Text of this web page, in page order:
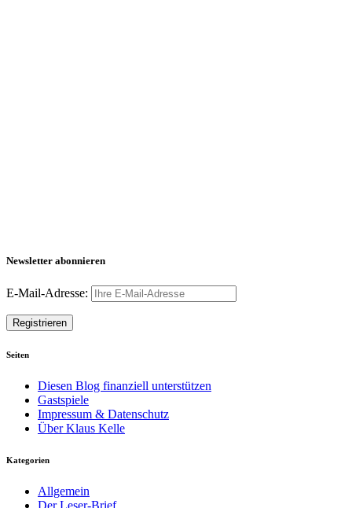
Newsletter abonnieren
E-Mail-Adresse:
Seiten
Diesen Blog finanziell unterstützen
Gastspiele
Impressum & Datenschutz
Über Klaus Kelle
Kategorien
Allgemein